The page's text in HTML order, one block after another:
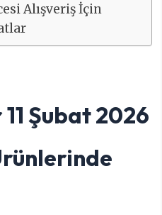
Alışveriş İçin
Şubat 2026